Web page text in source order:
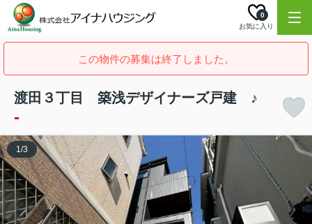
お気に入り
0
この物件の募集は終了しました。
渡田３丁目 築浅デザイナーズ戸建 ♪
-
1/3